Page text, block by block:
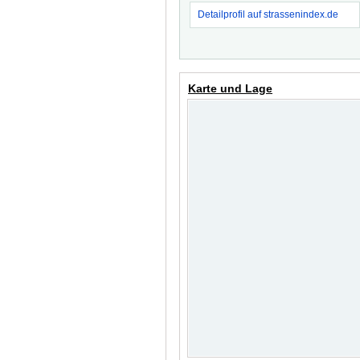
Detailprofil auf strassenindex.de
Karte und Lage